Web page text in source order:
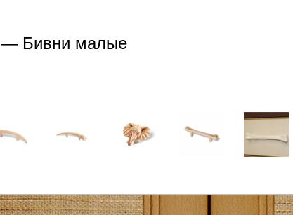
— Бивни малые